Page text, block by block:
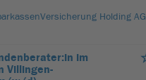
Holding AG
im
Villingen-